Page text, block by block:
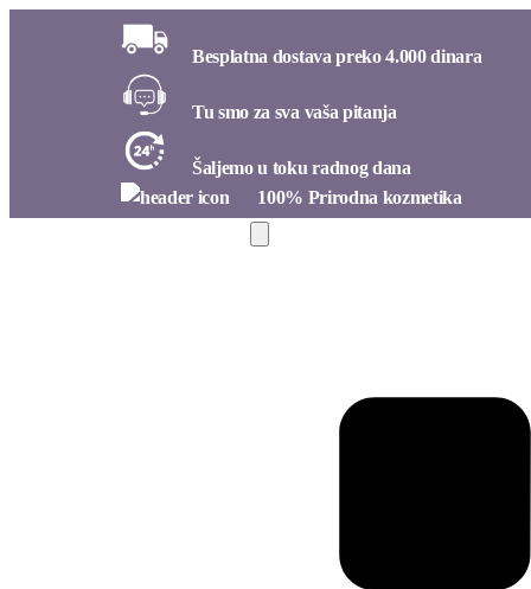
Besplatna dostava preko 4.000 dinara​
Tu smo za sva vaša pitanja​
Šaljemo u toku radnog dana​
100% Prirodna kozmetika​